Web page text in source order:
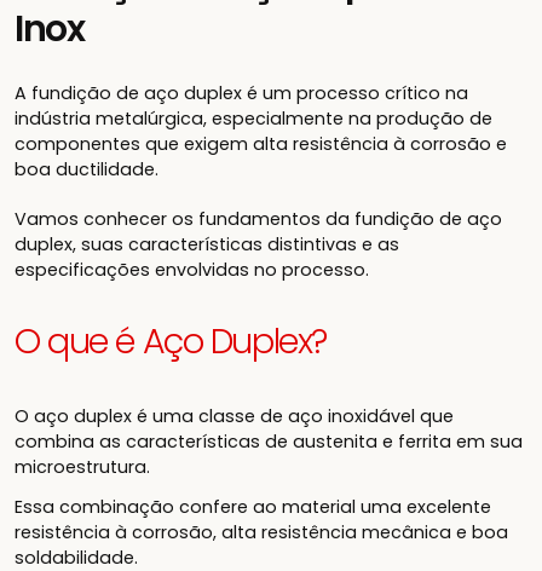
Inox
A fundição de aço duplex é um processo crítico na
indústria metalúrgica, especialmente na produção de
componentes que exigem alta resistência à corrosão e
boa ductilidade.
Vamos conhecer os fundamentos da fundição de aço
duplex, suas características distintivas e as
especificações envolvidas no processo.
O que é Aço Duplex?
O aço duplex é uma classe de aço inoxidável que
combina as características de austenita e ferrita em sua
microestrutura.
Essa combinação confere ao material uma excelente
resistência à corrosão, alta resistência mecânica e boa
soldabilidade.